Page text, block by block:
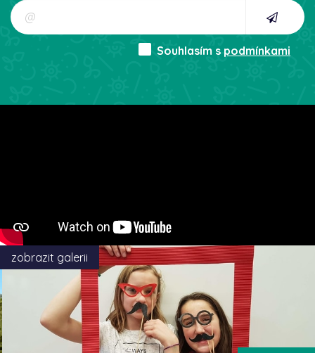
Souhlasím s podmínkami
zobrazit galerii